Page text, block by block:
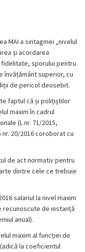
MAI a sintagmei „nivelul
și acordarea
sporului pentru
superior, cu
de pericol deosebit.
faptul că și polițiștilor
maxim în cadrul
(L nr. 71/2015,
nr. 20/2016 coroborat cu
de act normativ pentru
dintre cele ce trebuie
salariul la nivel maxim
de instanță
anual).
maxim al funcției de
la coeficientul